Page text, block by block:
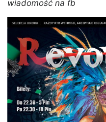
wiadomość na fb